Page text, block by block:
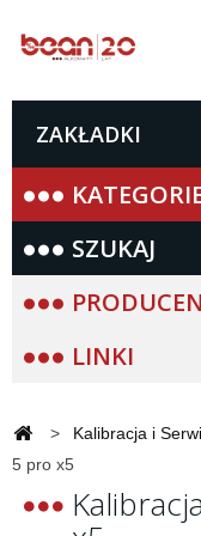
ZAKŁADKI
SZUKAJ
LINKI
> Kalibracja i
5 pro x5